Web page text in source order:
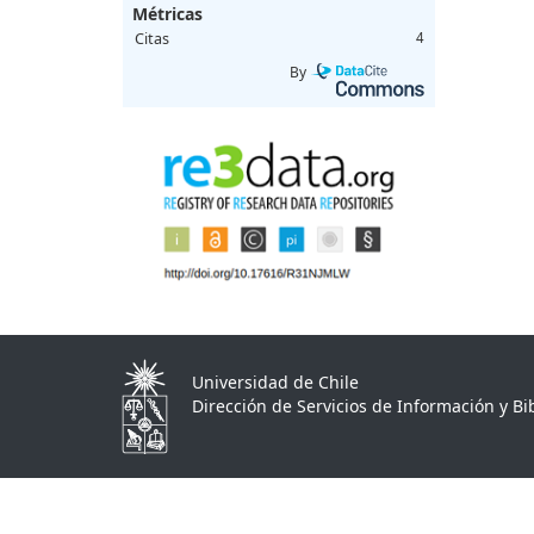
Métricas
Citas 4
By
Universidad de Chile
Dirección de Servicios de Información y